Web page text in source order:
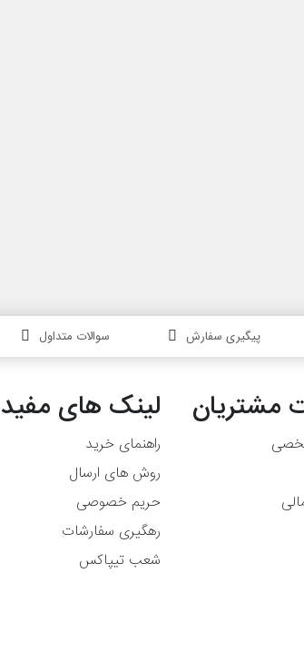
سوالات متداول پیگیری سفارش
مشتریان لینک های مفید
راهنمای خرید
روش های ارسال
حریم خصوصی
رهگیری سفارشات
شعب تیپاکس